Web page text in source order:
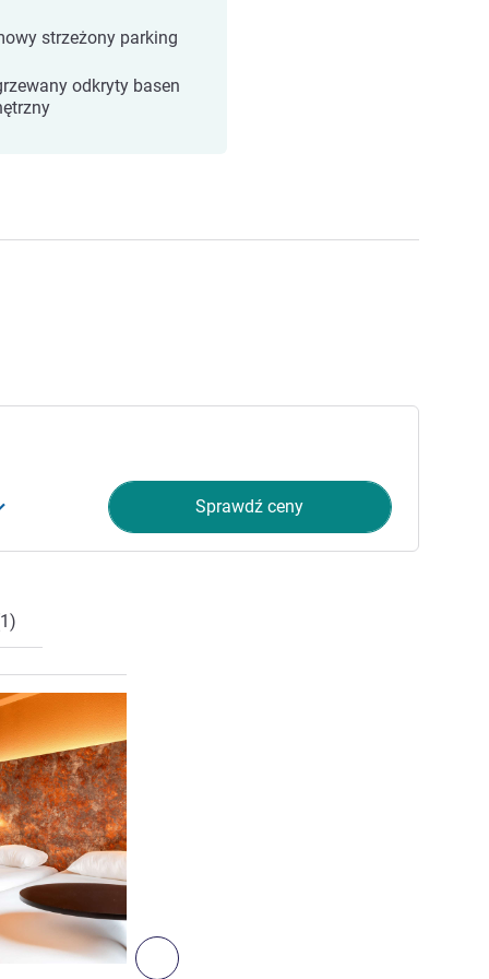
strzeżony parking
odkryty basen
Sprawdź ceny
Następny - Pokój